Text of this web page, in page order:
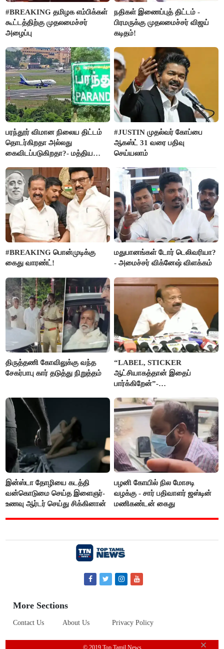
#BREAKING தமிழக எம்பிக்கள்
கூட்டத்திற்கு முதலமைச்சர்
அழைப்பு
நதிகள் இணைப்புத் திட்டம் -
பிரமருக்கு முதலமைச்சர் விஜய்
கடிதம்!
பரந்தூர் விமான நிலைய திட்டம்
தொடர்கிறதா அல்லது
கைவிடப்படுகிறதா?- மத்திய
#JUSTIN முதல்வர் கோப்பை
ஆகஸ்ட் 31 வரை பதிவு
செய்யலாம்
#BREAKING பொன்முடிக்கு
கைது வாரண்ட்!
மதுபானங்கள் டோர் டெலிவரியா?
- அமைச்சர் விக்னேஷ் விளக்கம்
திருத்தணி கோவிலுக்கு வந்த
சேகர்பாபு கார் தடுத்து நிறுத்தம்
“LABEL, STICKER
ஆட்சியாகத்தான் இதைப்
பார்க்கிறேன்”-
இன்ஸ்டா தோழியை கடத்தி
வன்கொடுமை செய்த இளைஞர்-
உணவு ஆர்டர் செய்து சிக்கினான்
பழனி கோயில் நில மோசடி
வழக்கு - சார் பதிவாளர் ஜஸ்டின்
மணிகண்டன் கைது
More Sections
Contact Us About Us Privacy Policy